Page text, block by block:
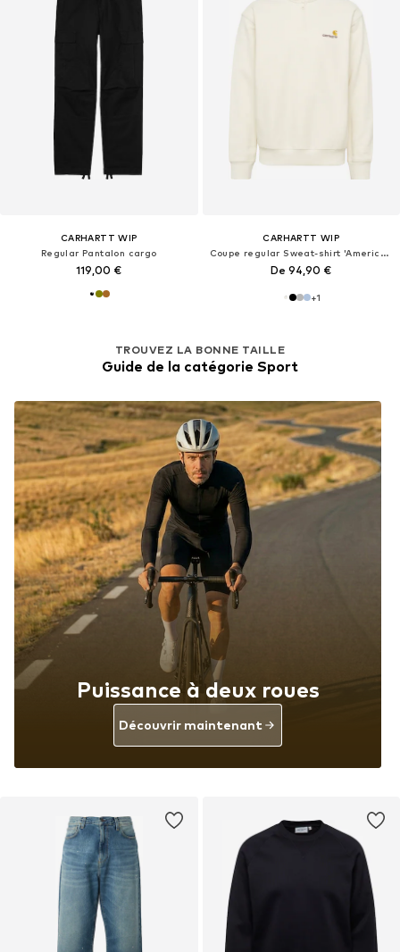
CARHARTT WIP
Regular Pantalon cargo
119,00 €
CARHARTT WIP
Coupe regular Sweat-shirt 'American Script'
De 94,90 €
+1
TROUVEZ LA BONNE TAILLE
Guide de la catégorie Sport
Puissance à deux roues
Découvrir maintenant